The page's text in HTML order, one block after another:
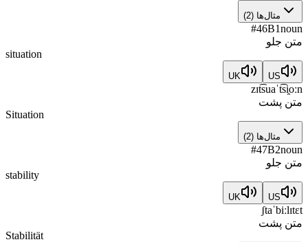
مثال‌ها (
2
)
#46B1noun
متن جلو
situation
US
UK
zɪt͡suaˈt͡si̯oːn
متن پشت
Situation
مثال‌ها (
2
)
#47B2noun
متن جلو
stability
US
UK
ʃtaˈbiːlɪtɛt
متن پشت
Stabilität